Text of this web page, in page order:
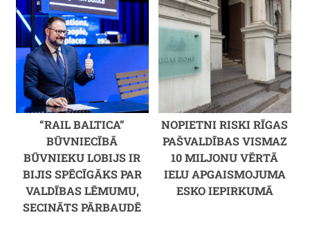
“RAIL BALTICA”
BŪVNIECĪBĀ
BŪVNIEKU LOBIJS IR
BIJIS SPĒCĪGĀKS PAR
VALDĪBAS LĒMUMU,
SECINĀTS PĀRBAUDĒ
NOPIETNI RISKI RĪGAS
PAŠVALDĪBAS VISMAZ
10 MILJONU VĒRTĀ
IELU APGAISMOJUMA
ESKO IEPIRKUMĀ